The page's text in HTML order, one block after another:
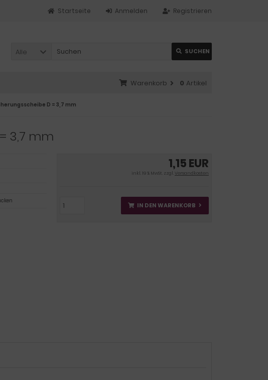
Registrieren
Anmelden
Startseite
Alle SUCHEN
Warenkorb 0 Artikel
D = 3,7 mm
3,7 mm
1,15 EUR
inkl. 19 % MwSt. zzgl.Versandkosten
IN DEN WARENKORB